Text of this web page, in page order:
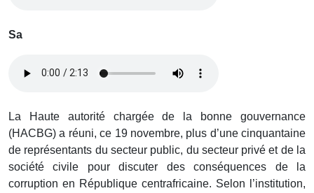
Sa
La Haute autorité chargée de la bonne gouvernance
(HACBG) a réuni, ce 19 novembre, plus d’une cinquantaine
de représentants du secteur public, du secteur privé et de la
société civile pour discuter des conséquences de la
corruption en République centrafricaine. Selon l’institution,